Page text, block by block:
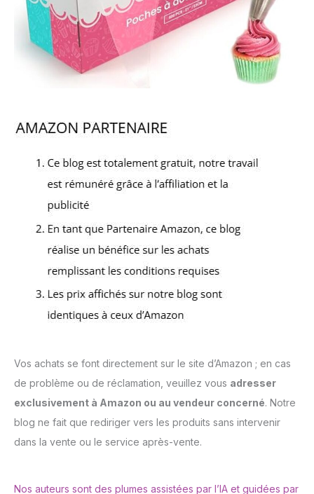
Vos achats se font directement sur le site d’Amazon ; en cas
de problème ou de réclamation, veuillez vous adresser
exclusivement à Amazon ou au vendeur concerné. Notre
blog ne fait que rediriger vers les produits sans intervenir
dans la vente ou le service après-vente.
Nos auteurs sont des plumes assistées par l’IA et guidées par